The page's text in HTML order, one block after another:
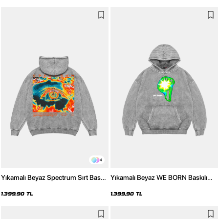
4
Yıkamalı Beyaz Spectrum Sırt Baskılı
1.399,90 TL
Yıkamalı Beyaz WE BORN Baskılı
1.399,90 TL